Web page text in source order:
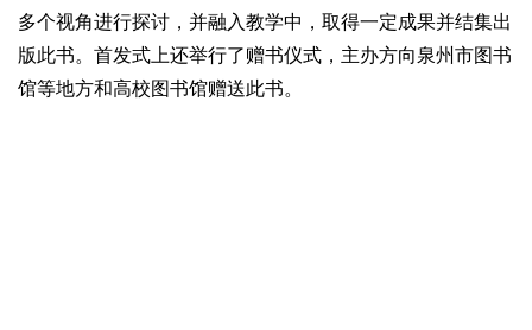
多个视角进行探讨，并融入教学中，取得一定成果并结集出
版此书。首发式上还举行了赠书仪式，主办方向泉州市图书
馆等地方和高校图书馆赠送此书。